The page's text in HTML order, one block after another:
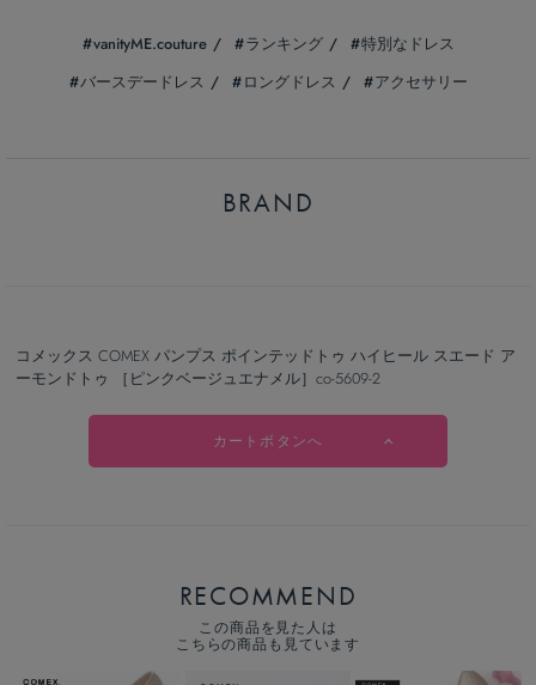
vanityME.couture ランキング
特別なドレス
バースデードレス
ロングドレス アクセサリー
BRAND
コメックス COMEX パンプス ポインテッドトゥ ハイヒール スエード ア
ーモンドトゥ ［ピンクベージュエナメル］co-5609-2
カートボタンへ
RECOMMEND
この商品を見た人は
こちらの商品も見ています